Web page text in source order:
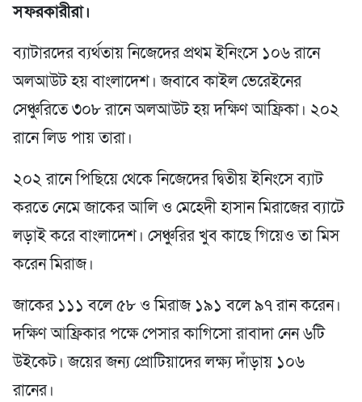
সফরকারীরা।
ব্যাটারদের ব্যর্থতায় নিজেদের প্রথম ইনিংসে ১০৬ রানে
অলআউট হয় বাংলাদেশ। জবাবে কাইল ভেরেইনের
সেঞ্চুরিতে ৩০৮ রানে অলআউট হয় দক্ষিণ আফ্রিকা। ২০২
রানে লিড পায় তারা।
২০২ রানে পিছিয়ে থেকে নিজেদের দ্বিতীয় ইনিংসে ব্যাট
করতে নেমে জাকের আলি ও মেহেদী হাসান মিরাজের ব্যাটে
লড়াই করে বাংলাদেশ। সেঞ্চুরির খুব কাছে গিয়েও তা মিস
করেন মিরাজ।
জাকের ১১১ বলে ৫৮ ও মিরাজ ১৯১ বলে ৯৭ রান করেন।
দক্ষিণ আফ্রিকার পক্ষে পেসার কাগিসো রাবাদা নেন ৬টি
উইকেট। জয়ের জন্য প্রোটিয়াদের লক্ষ্য দাঁড়ায় ১০৬
রানের।